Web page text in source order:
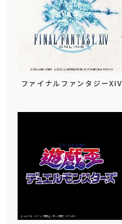
ファイナルファンタジーXIV